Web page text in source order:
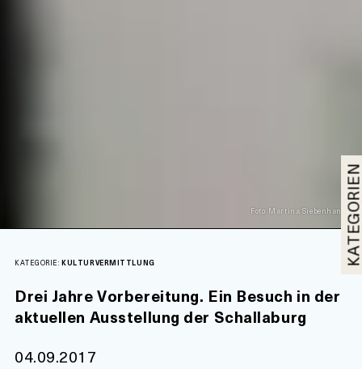
Foto: Martina Siebenhandl
KATEGORIE:KULTURVERMITTLUNG
Drei Jahre Vorbereitung. Ein Besuch in der
aktuellen Ausstellung der Schallaburg
04.09.2017